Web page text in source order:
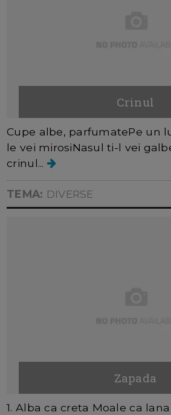
Crinul
Cupe albe, parfumatePe un
le vei mirosiNasul ti-l vei
crinul...
TEMA: DIVERSE
Zapada
1. Alba ca creta Moale ca